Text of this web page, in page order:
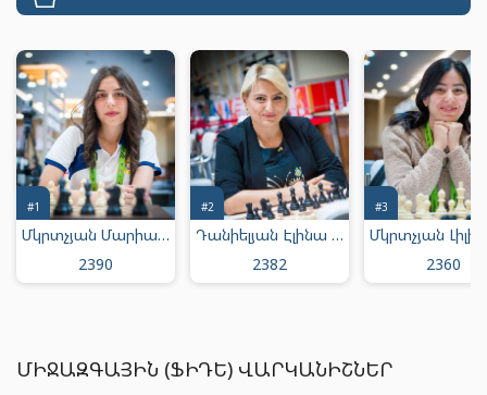
Մկրտչյան Մարիամ Արմենի
2390
#1
Դանիելյան Էլինա Յուրայի
2382
#2
2360
#3
ՄԻՋԱԶԳԱՅԻՆ (ՖԻԴԵ) ՎԱՐԿԱՆԻՇՆԵՐ